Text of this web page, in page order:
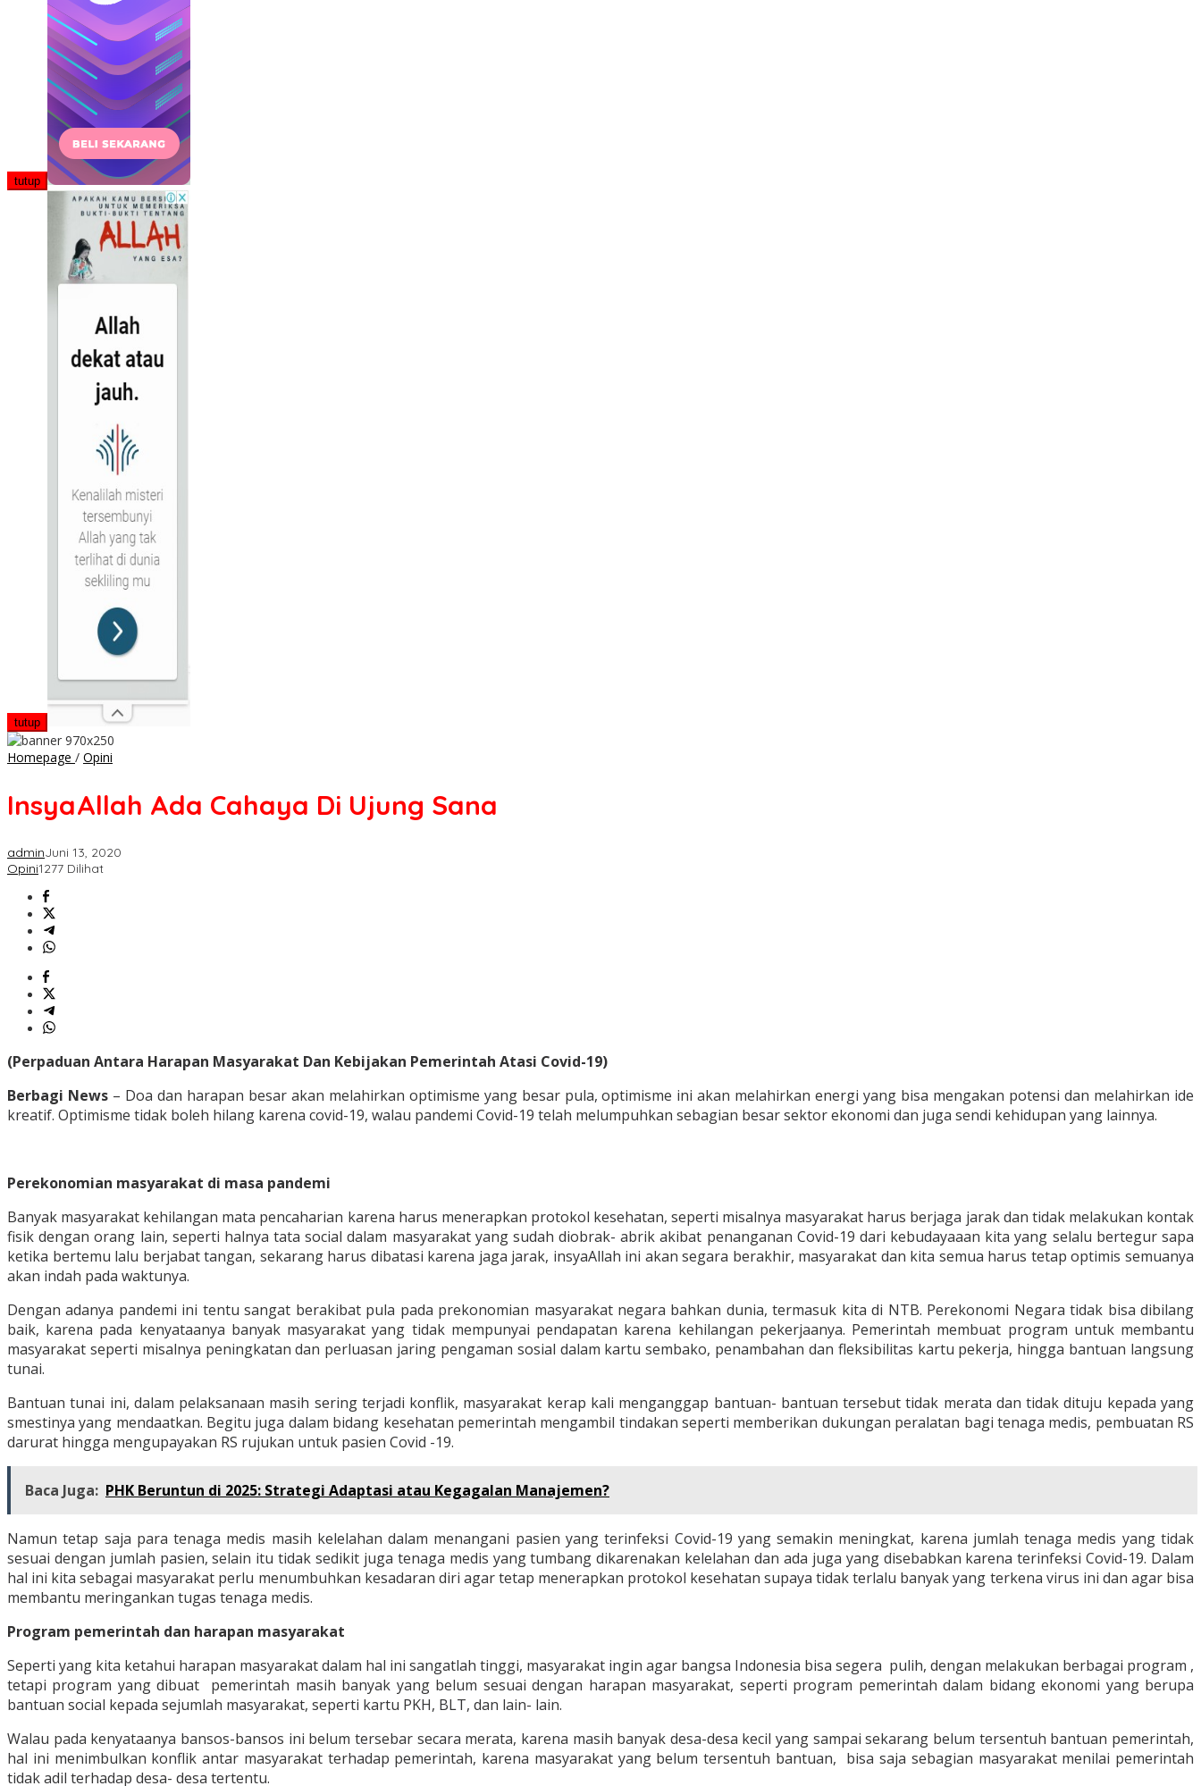
tutup
tutup
Homepage / Opini
Di
InsyaAllah Ada Cahaya Di Ujung Sana
adminJuni 13, 2020
Opini1277 Dilihat
(Perpaduan Antara Harapan Masyarakat Dan Kebijakan Pemerintah Atasi Covid-19)
Berbagi News– Doa dan harapan besar akan melahirkan optimisme yang besar pula, optimisme ini akan melahirkan energi yang bisa mengakan potensi dan melahirkan ide
kreatif. Optimisme tidak boleh hilang karena covid-19, walau pandemi Covid-19 telah melumpuhkan sebagian besar sektor ekonomi dan juga sendi kehidupan yang lainnya.
Perekonomian masyarakat di masa pandemi
Banyak masyarakat kehilangan mata pencaharian karena harus menerapkan protokol kesehatan, seperti misalnya masyarakat harus berjaga jarak dan tidak melakukan kontak
fisik dengan orang lain, seperti halnya tata social dalam masyarakat yang sudah diobrak- abrik akibat penanganan Covid-19 dari kebudayaaan kita yang selalu bertegur sapa
ketika bertemu lalu berjabat tangan, sekarang harus dibatasi karena jaga jarak, insyaAllah ini akan segara berakhir, masyarakat dan kita semua harus tetap optimis semuanya
akan indah pada waktunya.
Dengan adanya pandemi ini tentu sangat berakibat pula pada prekonomian masyarakat negara bahkan dunia, termasuk kita di NTB. Perekonomi Negara tidak bisa dibilang
baik, karena pada kenyataanya banyak masyarakat yang tidak mempunyai pendapatan karena kehilangan pekerjaanya. Pemerintah membuat program untuk membantu
masyarakat seperti misalnya peningkatan dan perluasan jaring pengaman sosial dalam kartu sembako, penambahan dan fleksibilitas kartu pekerja, hingga bantuan langsung
tunai.
Bantuan tunai ini, dalam pelaksanaan masih sering terjadi konflik, masyarakat kerap kali menganggap bantuan- bantuan tersebut tidak merata dan tidak dituju kepada yang
smestinya yang mendaatkan. Begitu juga dalam bidang kesehatan pemerintah mengambil tindakan seperti memberikan dukungan peralatan bagi tenaga medis, pembuatan RS
darurat hingga mengupayakan RS rujukan untuk pasien Covid -19.
Baca Juga: PHK Beruntun di 2025: Strategi Adaptasi atau Kegagalan Manajemen?
Namun tetap saja para tenaga medis masih kelelahan dalam menangani pasien yang terinfeksi Covid-19 yang semakin meningkat, karena jumlah tenaga medis yang tidak
sesuai dengan jumlah pasien, selain itu tidak sedikit juga tenaga medis yang tumbang dikarenakan kelelahan dan ada juga yang disebabkan karena terinfeksi Covid-19. Dalam
hal ini kita sebagai masyarakat perlu menumbuhkan kesadaran diri agar tetap menerapkan protokol kesehatan supaya tidak terlalu banyak yang terkena virus ini dan agar bisa
membantu meringankan tugas tenaga medis.
Program pemerintah dan harapan masyarakat
Seperti yang kita ketahui harapan masyarakat dalam hal ini sangatlah tinggi, masyarakat ingin agar bangsa Indonesia bisa segera pulih, dengan melakukan berbagai program ,
tetapi program yang dibuat pemerintah masih banyak yang belum sesuai dengan harapan masyarakat, seperti program pemerintah dalam bidang ekonomi yang berupa
bantuan social kepada sejumlah masyarakat, seperti kartu PKH, BLT, dan lain- lain.
Walau pada kenyataanya bansos-bansos ini belum tersebar secara merata, karena masih banyak desa-desa kecil yang sampai sekarang belum tersentuh bantuan pemerintah,
hal ini menimbulkan konflik antar masyarakat terhadap pemerintah, karena masyarakat yang belum tersentuh bantuan, bisa saja sebagian masyarakat menilai pemerintah
tidak adil terhadap desa- desa tertentu.